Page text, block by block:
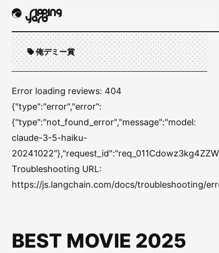
俺デミー賞
Error loading reviews: 404
{"type":"error","error":
{"type":"not_found_error","message":"model:
claude-3-5-haiku-
Troubleshooting URL:
https://js.langchain.com/docs/troubleshooting/
BEST MOVIE 2025